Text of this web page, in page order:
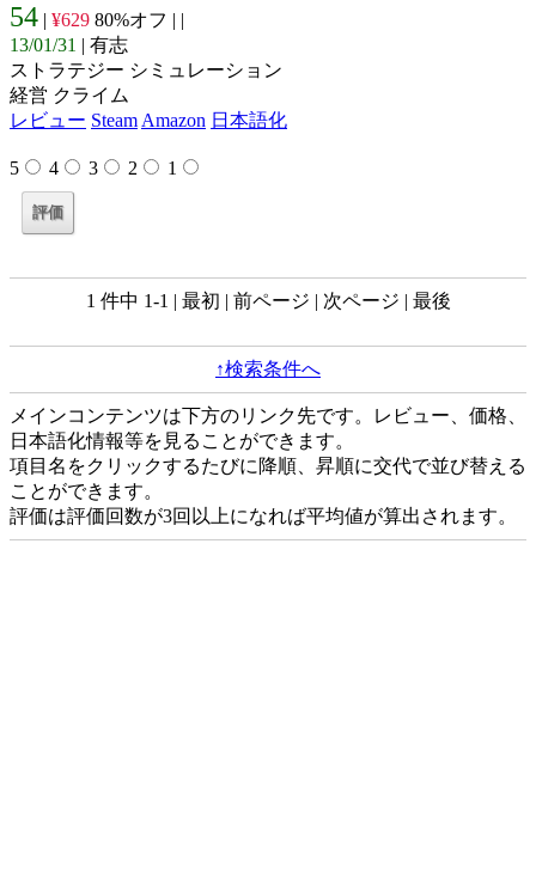
54 | ¥629 80%オフ | |
13/01/31 | 有志
ストラテジー シミュレーション
経営 クライム
レビュー Steam Amazon 日本語化
5 4 3 2 1
1 件中 1-1 | 最初 | 前ページ | 次ページ | 最後
↑検索条件へ
メインコンテンツは下方のリンク先です。レビュー、価格、
日本語化情報等を見ることができます。
項目名をクリックするたびに降順、昇順に交代で並び替える
ことができます。
評価は評価回数が3回以上になれば平均値が算出されます。